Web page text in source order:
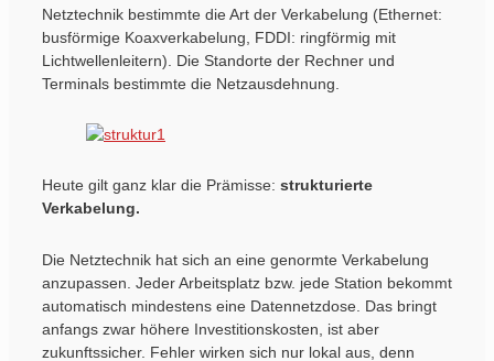
Netztechnik bestimmte die Art der Verkabelung (Ethernet:
busförmige Koaxverkabelung, FDDI: ringförmig mit
Lichtwellenleitern). Die Standorte der Rechner und
Terminals bestimmte die Netzausdehnung.
Heute gilt ganz klar die Prämisse: strukturierte
Verkabelung.
Die Netztechnik hat sich an eine genormte Verkabelung
anzupassen. Jeder Arbeitsplatz bzw. jede Station bekommt
automatisch mindestens eine Datennetzdose. Das bringt
anfangs zwar höhere Investitionskosten, ist aber
zukunftssicher. Fehler wirken sich nur lokal aus, denn